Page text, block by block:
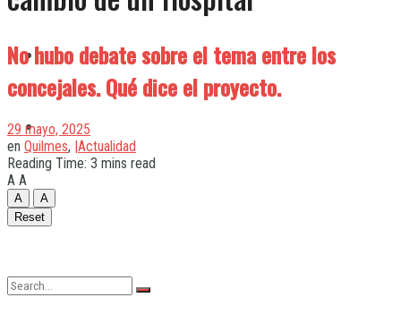
Quilmes
Varela
No hubo debate sobre el tema entre los
concejales. Qué dice el proyecto.
29 mayo, 2025
en Quilmes, |Actualidad
Reading Time: 3 mins read
A A
A
A
Reset